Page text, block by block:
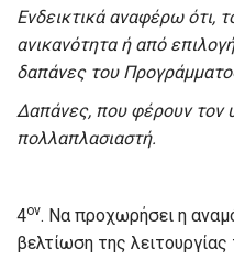
Ενδεικτικά αναφέρω ότι,
ανικανότητα ή από
δαπάνες του
Δαπάνες, που φέρουν τον
πολλαπλασιαστή.
4ον. Να προχωρήσει η
βελτίωση της